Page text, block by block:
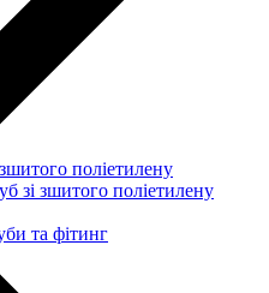
поліетилену
зі зшитого поліетилену
та фітинг